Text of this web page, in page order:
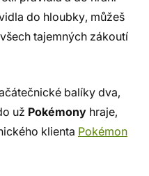
do hloubky, můžeš
tajemných zákoutí
balíky dva,
už Pokémony hraje,
klienta Pokémon